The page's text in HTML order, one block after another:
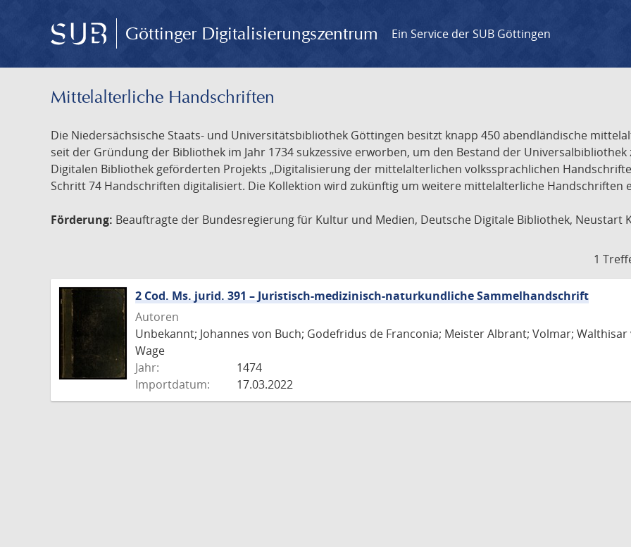
Göttinger Digitalisierungszentrum Ein Service der SUB Göttingen
Mittelalterliche Handschriften
Die Niedersächsische Staats- und Universitätsbibliothek Göttingen besitzt knapp 450 abendländische
seit der Gründung der Bibliothek im Jahr 1734 sukzessive erworben, um den Bestand der
Digitalen Bibliothek geförderten Projekts „Digitalisierung der mittelalterlichen volkssprachlichen
Schritt 74 Handschriften digitalisiert. Die Kollektion wird zukünftig um weitere mittelalterliche Handschriften
Förderung: Beauftragte der Bundesregierung für Kultur und Medien, Deutsche Digitale Bibliothek, Neustart
1
2 Cod. Ms. jurid. 391 – Juristisch-medizinisch-naturkundliche Sammelhandschrift
Autoren
Unbekannt; Johannes von Buch; Godefridus de Franconia; Meister Albrant; Volmar;
Wage
Jahr:
1474
Importdatum:
17.03.2022